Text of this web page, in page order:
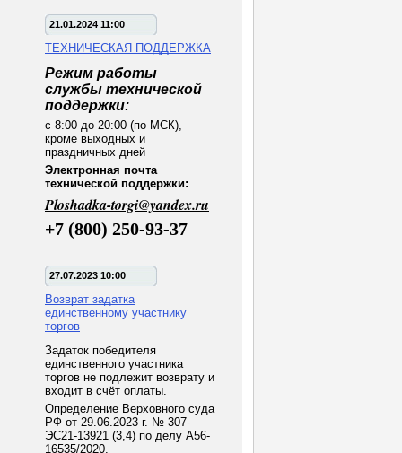
21.01.2024 11:00
ТЕХНИЧЕСКАЯ ПОДДЕРЖКА
Режим работы
службы технической
поддержки:
с 8:00 до 20:00 (по МСК),
кроме выходных и
праздничных дней
Электронная почта
технической поддержки:
Ploshadka-torgi@yandex.ru
+7 (800) 250-93-37
27.07.2023 10:00
Возврат задатка
единственному участнику
торгов
Задаток победителя
единственного участника
торгов не подлежит возврату и
входит в счёт оплаты.
Определение Верховного суда
РФ от 29.06.2023 г. № 307-
ЭС21-13921 (3,4) по делу А56-
16535/2020.